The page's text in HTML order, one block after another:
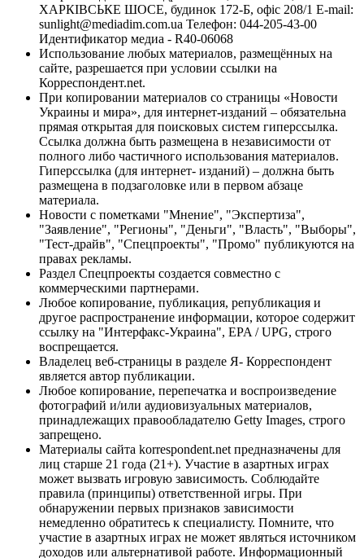
ХАРКІВСЬКЕ ШОСЕ, будинок 172-Б, офіс 208/1 E-mail:
sunlight@mediadim.com.ua Телефон: 044-205-43-00
Идентификатор медиа - R40-06068
Использование любых материалов, размещённых на
сайте, разрешается при условии ссылки на
Корреспондент.net.
При копировании материалов со страницы «Новости
Украины и мира», для интернет-изданий – обязательна
прямая открытая для поисковых систем гиперссылка.
Ссылка должна быть размещена в независимости от
полного либо частичного использования материалов.
Гиперссылка (для интернет- изданий) – должна быть
размещена в подзаголовке или в первом абзаце
материала.
Новости с пометками "Мнение", "Экспертиза",
"Заявление", "Регионы", "Деньги", "Власть", "Выборы",
"Тест-драйв", "Спецпроекты", "Промо" публикуются на
правах рекламы.
Раздел Спецпроекты создается совместно с
коммерческими партнерами.
Любое копирование, публикация, републикация и
другое распространение информации, которое содержит
ссылку на "Интерфакс-Украина", EPA / UPG, строго
воспрещается.
Владелец веб-страницы в разделе Я- Корреспондент
является автор публикации.
Любое копирование, перепечатка и воспроизведение
фотографий и/или аудиовизуальных материалов,
принадлежащих правообладателю Getty Images, строго
запрещено.
Материалы сайта korrespondent.net предназначены для
лиц старше 21 года (21+). Участие в азартных играх
может вызвать игровую зависимость. Соблюдайте
правила (принципы) ответственной игры. При
обнаружении первых признаков зависимости
немедленно обратитесь к специалисту. Помните, что
участие в азартных играх не может являться источником
доходов или альтернативой работе. Информационный